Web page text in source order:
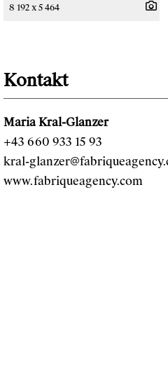
8 192 x 5 464
Kontakt
Maria Kral-Glanzer
+43 660 933 15 93
kral-
www.fabriqueagency.com